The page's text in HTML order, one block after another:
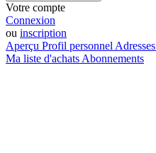
Votre compte
Connexion
ou inscription
Aperçu Profil personnel Adresses
Ma liste d'achats Abonnements